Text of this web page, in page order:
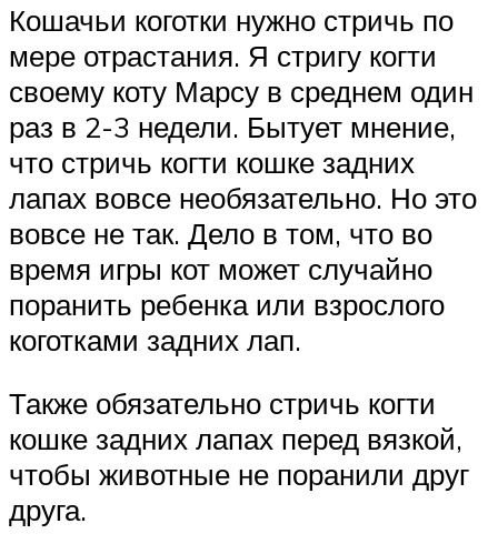
Кошачьи коготки нужно стричь по
мере отрастания. Я стригу когти
своему коту Марсу в среднем один
раз в 2-3 недели. Бытует мнение,
что стричь когти кошке задних
лапах вовсе необязательно. Но это
вовсе не так. Дело в том, что во
время игры кот может случайно
поранить ребенка или взрослого
коготками задних лап.
Также обязательно стричь когти
кошке задних лапах перед вязкой,
чтобы животные не поранили друг
друга.